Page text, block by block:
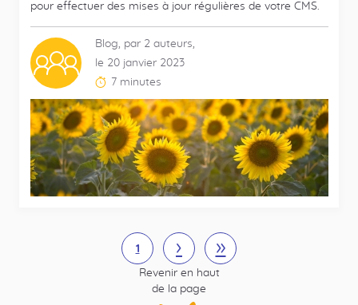
pour effectuer des mises à jour régulières de votre CMS.
Contributeurs
multiples
Blog, par 2 auteurs,
le 20 janvier 2023
Temps
de
lecture
estimé
:
7 minutes
Page
1 Suivant
›
Dernière
page
»
Revenir en haut
de la page